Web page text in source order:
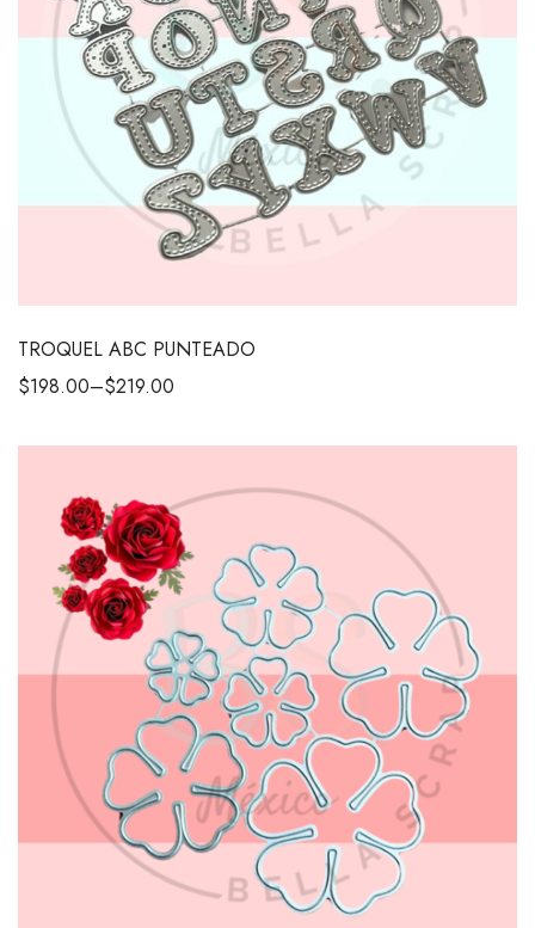
TROQUEL ABC PUNTEADO
$198.00–$219.00